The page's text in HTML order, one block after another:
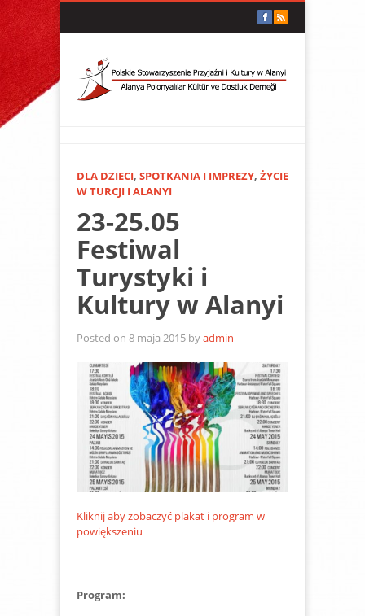
DLA DZIECI, SPOTKANIA I IMPREZY, ŻYCIE
W TURCJI I ALANYI
23-25.05
Festiwal
Turystyki i
Kultury w Alanyi
Posted on 8 maja 2015 byadmin
Kliknij aby zobaczyć plakat i program w
powiększeniu
Program: